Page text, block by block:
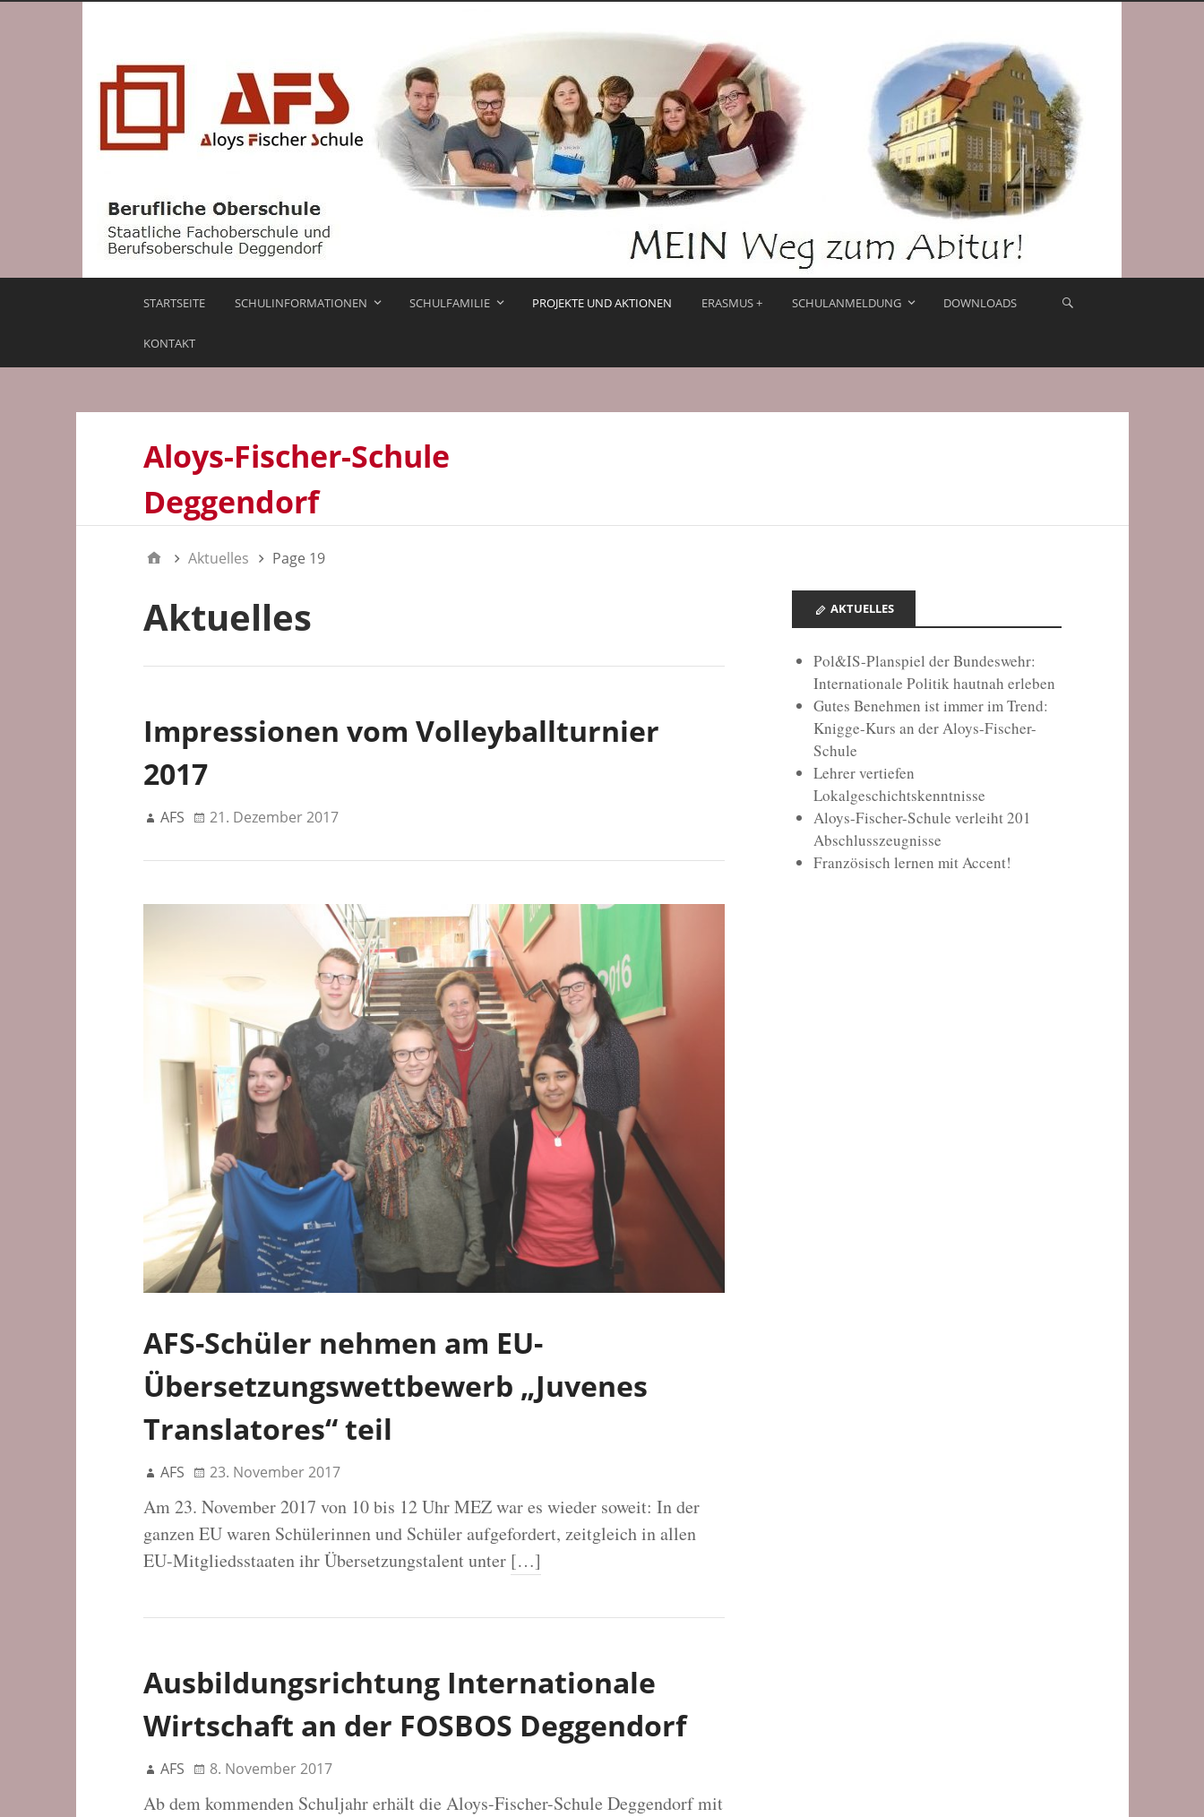
STARTSEITE SCHULINFORMATIONEN SCHULFAMILIE PROJEKTE UND AKTIONEN ERASMUS + SCHULANMELDUNG DOWNLOADS
KONTAKT
Aloys-Fischer-Schule
Deggendorf
Aktuelles Page 19
Aktuelles
Impressionen vom Volleyballturnier
2017
AFS 21. Dezember 2017
AFS-Schüler nehmen am EU-
Übersetzungswettbewerb „Juvenes
Translatores“ teil
AFS 23. November 2017
Am 23. November 2017 von 10 bis 12 Uhr MEZ war es wieder soweit: In der
ganzen EU waren Schülerinnen und Schüler aufgefordert, zeitgleich in allen
EU-Mitgliedsstaaten ihr Übersetzungstalent unter […]
Ausbildungsrichtung Internationale
Wirtschaft an der FOSBOS Deggendorf
AFS 8. November 2017
Ab dem kommenden Schuljahr erhält die Aloys-Fischer-Schule Deggendorf mit
AKTUELLES
Pol&IS-Planspiel der Bundeswehr:
Internationale Politik hautnah erleben
Gutes Benehmen ist immer im Trend:
Knigge-Kurs an der Aloys-Fischer-
Schule
Lehrer vertiefen
Lokalgeschichtskenntnisse
Aloys-Fischer-Schule verleiht 201
Abschlusszeugnisse
Französisch lernen mit Accent!